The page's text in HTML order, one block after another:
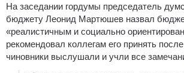
На заседании гордумы председатель
бюджету Леонид Мартюшев назвал
«реалистичным и социально
рекомендовал коллегам его принять после
чиновники выслушали и учли все